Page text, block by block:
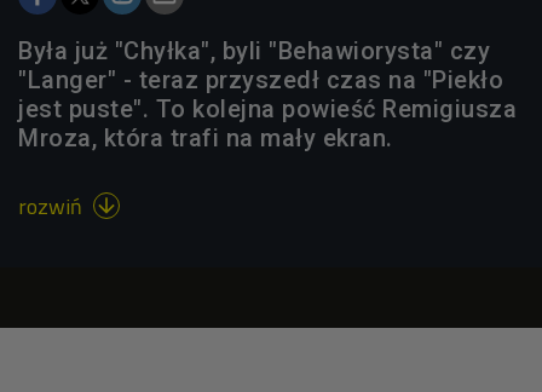
Była już "Chyłka", byli "Behawiorysta" czy
"Langer" - teraz przyszedł czas na "Piekło
jest puste". To kolejna powieść Remigiusza
Mroza, która trafi na mały ekran.
rozwiń 